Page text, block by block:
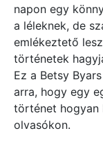
napon egy
a léleknek, de
emlékeztető
történetek
Ez a Betsy
arra, hogy egy
történet hogyan
olvasókon.